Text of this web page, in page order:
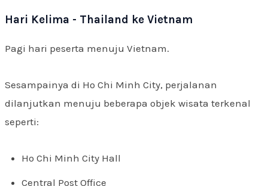
Hari Kelima - Thailand ke Vietnam
Pagi hari peserta menuju Vietnam.
Sesampainya di Ho Chi Minh City, perjalanan
dilanjutkan menuju beberapa objek wisata terkenal
seperti:
Ho Chi Minh City Hall
Central Post Office